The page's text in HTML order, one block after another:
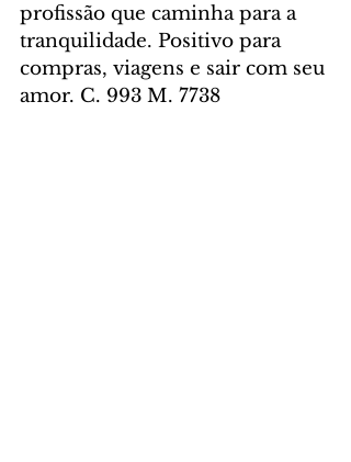
profissão que caminha para a
tranquilidade. Positivo para
compras, viagens e sair com seu
amor. C. 993 M. 7738